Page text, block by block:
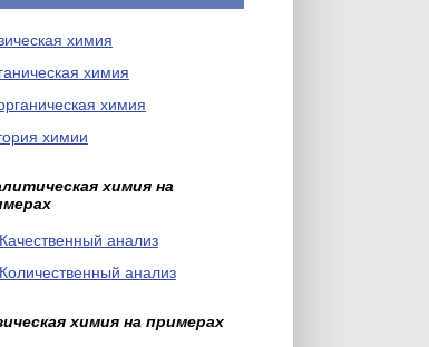
химия
химия
химия
химии
химия на
Качественный анализ
Количественный анализ
химия на примерах